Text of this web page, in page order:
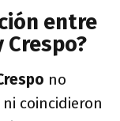
entre
no
coincidieron